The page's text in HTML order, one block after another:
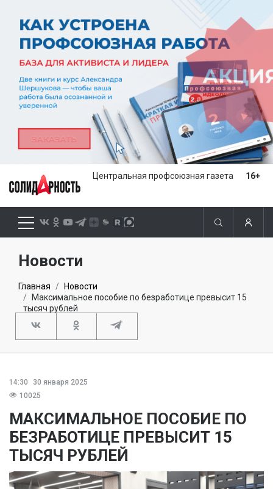
Центральная профсоюзная газета 16+
Новости
Главная
Новости
Максимальное пособие по безработице превысит 15
тысяч рублей
14:30
30 января 2025
10025
МАКСИМАЛЬНОЕ ПОСОБИЕ ПО
БЕЗРАБОТИЦЕ ПРЕВЫСИТ 15
ТЫСЯЧ РУБЛЕЙ